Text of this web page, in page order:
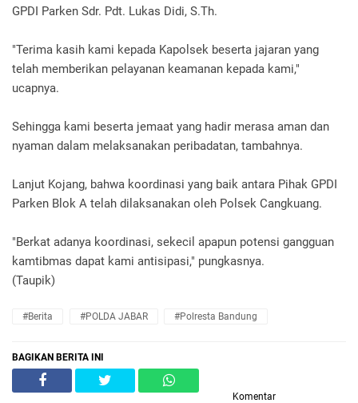
GPDI Parken Sdr. Pdt. Lukas Didi, S.Th.
"Terima kasih kami kepada Kapolsek beserta jajaran yang
telah memberikan pelayanan keamanan kepada kami,"
ucapnya.
Sehingga kami beserta jemaat yang hadir merasa aman dan
nyaman dalam melaksanakan peribadatan, tambahnya.
Lanjut Kojang, bahwa koordinasi yang baik antara Pihak GPDI
Parken Blok A telah dilaksanakan oleh Polsek Cangkuang.
"Berkat adanya koordinasi, sekecil apapun potensi gangguan
kamtibmas dapat kami antisipasi," pungkasnya.
(Taupik)
#Berita #POLDA JABAR #Polresta Bandung
BAGIKAN BERITA INI
Komentar